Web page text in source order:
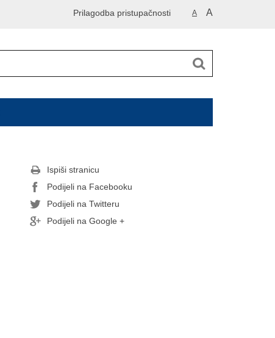
A A
Prilagodba pristupačnosti
Ispiši stranicu
Podijeli na Facebooku
Podijeli na Twitteru
Podijeli na Google +